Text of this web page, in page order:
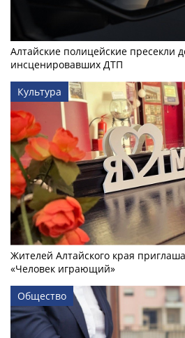
Алтайские полицейские пресекли
инсценировавших ДТП
Культура
Жителей Алтайского края
«Человек играющий»
Общество